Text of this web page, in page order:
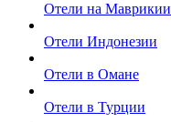
Отели на Маврикии
Отели Индонезии
Отели в Омане
Отели в Турции